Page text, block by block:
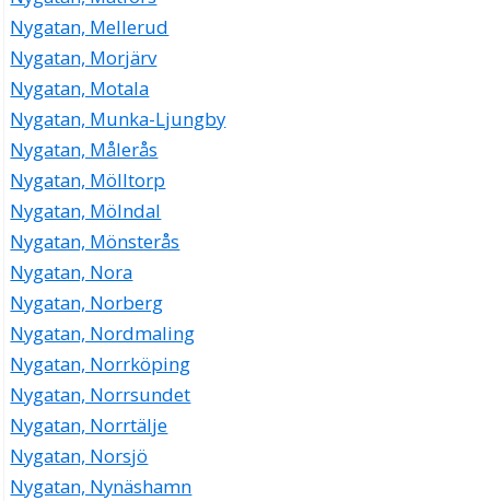
Nygatan, Mellerud
Nygatan, Morjärv
Nygatan, Motala
Nygatan, Munka-Ljungby
Nygatan, Målerås
Nygatan, Mölltorp
Nygatan, Mölndal
Nygatan, Mönsterås
Nygatan, Nora
Nygatan, Norberg
Nygatan, Nordmaling
Nygatan, Norrköping
Nygatan, Norrsundet
Nygatan, Norrtälje
Nygatan, Norsjö
Nygatan, Nynäshamn